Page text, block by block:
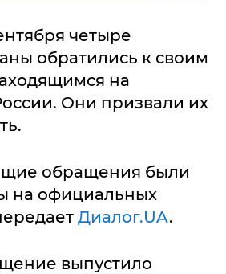
четыре
обратились к своим
на
Они призвали их
обращения были
на официальных
Диалог.UA.
выпустило